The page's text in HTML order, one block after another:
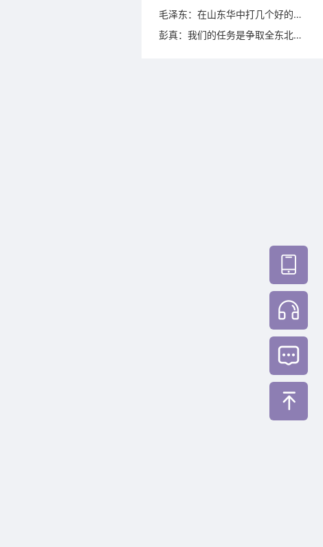
毛泽东：在山东华中打几个好的歼灭战（1945年10月22日）
彭真：我们的任务是争取全东北（1945年10月26日）